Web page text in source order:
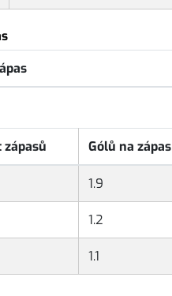
zápasů Gólů na zápas
1.9
1.2
1.1